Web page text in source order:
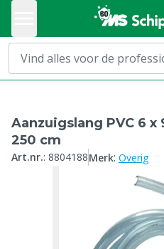
Aanzuigslang PVC 6
250 cm
Art.nr.: 8804188Merk: Overig